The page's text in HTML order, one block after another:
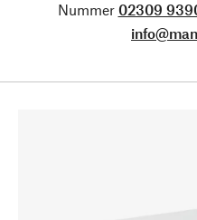
Nummer 02309